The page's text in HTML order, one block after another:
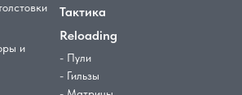
и
Тактика
Reloading
- Пули
- Гильзы